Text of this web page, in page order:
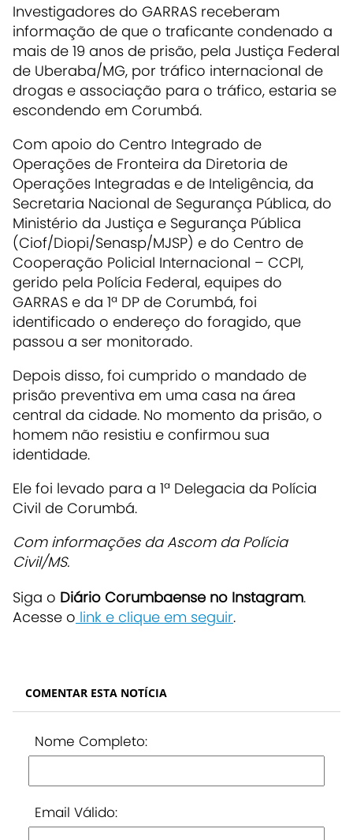
Investigadores do GARRAS receberam
informação de que o traficante condenado a
mais de 19 anos de prisão, pela Justiça Federal
de Uberaba/MG, por tráfico internacional de
drogas e associação para o tráfico, estaria se
escondendo em Corumbá.
Com apoio do Centro Integrado de
Operações de Fronteira da Diretoria de
Operações Integradas e de Inteligência, da
Secretaria Nacional de Segurança Pública, do
Ministério da Justiça e Segurança Pública
(Ciof/Diopi/Senasp/MJSP) e do Centro de
Cooperação Policial Internacional – CCPI,
gerido pela Polícia Federal, equipes do
GARRAS e da 1ª DP de Corumbá, foi
identificado o endereço do foragido, que
passou a ser monitorado.
Depois disso, foi cumprido o mandado de
prisão preventiva em uma casa na área
central da cidade. No momento da prisão, o
homem não resistiu e confirmou sua
identidade.
Ele foi levado para a 1ª Delegacia da Polícia
Civil de Corumbá.
Com informações da Ascom da Polícia
Civil/MS.
Siga o Diário Corumbaense no Instagram.
Acesse o link e clique em seguir.
COMENTAR ESTA NOTÍCIA
Nome Completo:
Email Válido: